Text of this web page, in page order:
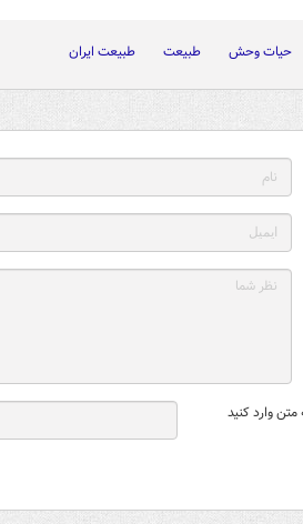
حیات وحش طبیعت طبیعت ایران
وارد کنید